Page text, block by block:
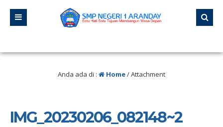
Anda ada di : Home/ Attachment
IMG_20230206_082148~2